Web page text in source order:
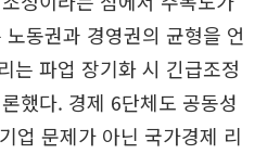
동권과 경영권의 균형을 언
는 파업 장기화 시 긴급조정
했다. 경제 6단체도 공동성
업 문제가 아닌 국가경제 리